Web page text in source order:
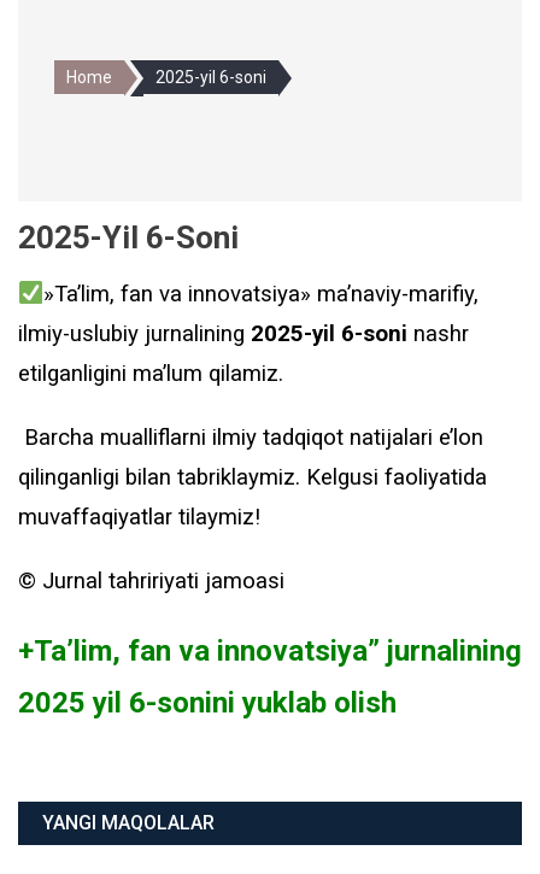
Home 2025-yil 6-soni
2025-Yil 6-Soni
»Ta’lim, fan va innovatsiya» ma’naviy-marifiy,
ilmiy-uslubiy jurnalining 2025-yil 6-soni nashr
etilganligini ma’lum qilamiz.
Barcha mualliflarni ilmiy tadqiqot natijalari e’lon
qilinganligi bilan tabriklaymiz. Kelgusi faoliyatida
muvaffaqiyatlar tilaymiz!
©️ Jurnal tahririyati jamoasi
+Ta’lim, fan va innovatsiya” jurnalining
2025 yil 6-sonini yuklab olish
YANGI MAQOLALAR